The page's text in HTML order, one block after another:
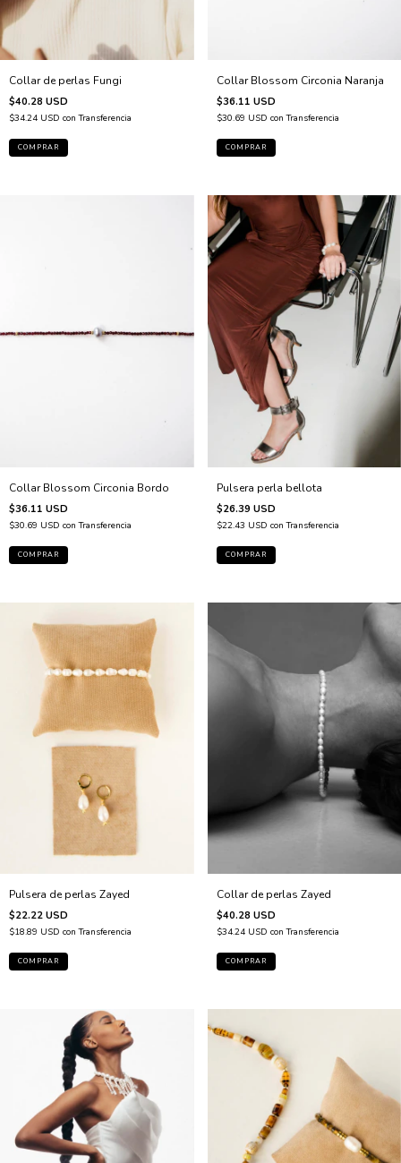
Collar de perlas Fungi
$40.28 USD
$34.24 USD con Transferencia
Collar Blossom Circonia Naranja
$36.11 USD
$30.69 USD con Transferencia
Collar Blossom Circonia Bordo
$36.11 USD
$30.69 USD con Transferencia
Pulsera perla bellota
$26.39 USD
$22.43 USD con Transferencia
Pulsera de perlas Zayed
$22.22 USD
$18.89 USD con Transferencia
Collar de perlas Zayed
$40.28 USD
$34.24 USD con Transferencia